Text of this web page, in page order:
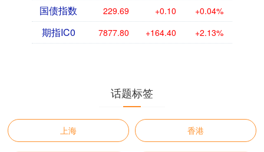
国债指数 229.69 +0.10 +0.04%
期指IC0 7877.80 +164.40 +2.13%
话题标签
上海 香港